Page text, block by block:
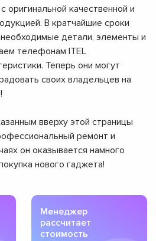
оригинальной качественной и
В кратчайшие сроки
детали, элементы и
телефонам ITEL
Теперь они могут
своих владельцев на
вверху этой страницы
ремонт и
он оказывается намного
нового гаджета!
Менеджер
рассчитает
стоимость